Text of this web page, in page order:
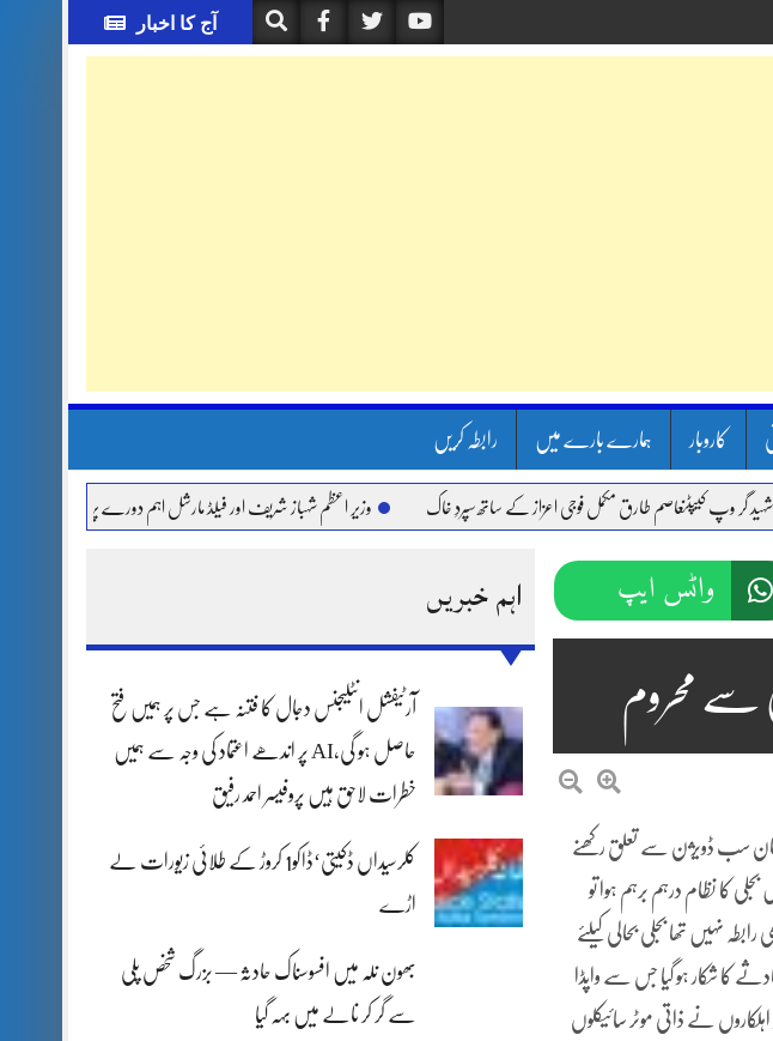
آج کا اخبار
کاروبار ہمارے بارے میں رابطہ کریں
وپ کیپٹنعاصم طارق مکمل فوجی اعزاز کے ساتھ سپردِ خاک وزیر اعظم شہباز شریف اور فیلڈ مارشل اہم دورے پر سعودی عرب روانہ
اہم خبریں
آرٹیفشل انٹلیجنس دجال کا فتنہ ہے جس پر ہمیں فتح
حاصل ہو گی،AI پر اندھے اعتماد کی وجہ سے ہمیں
خطرات لاحق ہیں پروفیسر احمد رفیق
کلرسیداں ڈکیتی‘ڈاکو1 کروڑ کے طلائی زیورات لے
اڑے
بھون نلہ میں افسوسناک حادثہ — بزرگ شخص پلی
سے گر کر نالے میں بہہ گیا
واٹس ایپ
سے محروم
سب ڈویژن سے تعلق رکھنے
بجلی کا نظام درہم برہم ہوا تو
نہیں تھا بجلی بحالی کیلئے
کا شکار ہو گیا جس سے واپڈا
نے ذاتی موٹر سائیکلوں